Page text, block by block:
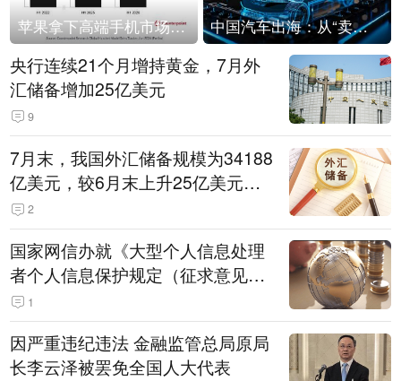
苹果拿下高端手机市场65%的份额：iPhone 17系列功不可没 中国汽车出海：从“卖出去”到“走进去”
央行连续21个月增持黄金，7月外
汇储备增加25亿美元
9
7月末，我国外汇储备规模为34188
亿美元，较6月末上升25亿美元，
升幅为0.07%
2
国家网信办就《大型个人信息处理
者个人信息保护规定（征求意见
稿）》公开征求意见
1
因严重违纪违法 金融监管总局原局
长李云泽被罢免全国人大代表